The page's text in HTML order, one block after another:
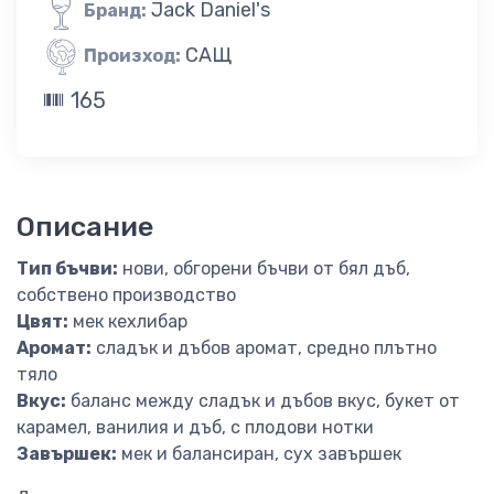
Бранд: Jack Daniel's
Произход: САЩ
165
Описание
Тип бъчви: нови, обгорени бъчви от бял дъб,
собствено производство
Цвят: мек кехлибар
Аромат: сладък и дъбов аромат, средно плътно
тяло
Вкус: баланс между сладък и дъбов вкус, букет от
карамел, ванилия и дъб, с плодови нотки
Завършек: мек и балансиран, сух завършек